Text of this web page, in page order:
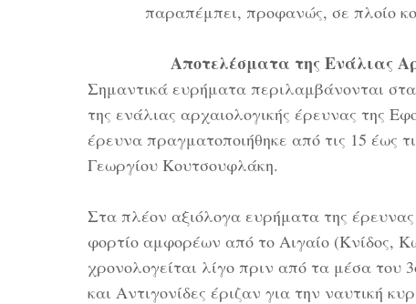
παραπέμπει, προφανώς, σε πλοίο
Αποτελέσματα της Ενάλιας
Σημαντικά ευρήματα περιλαμβάνονται
της ενάλιας αρχαιολογικής έρευνας της
έρευνα πραγματοποιήθηκε από τις 15 έως
Γεωργίου Κουτσουφλάκη.
Στα πλέον αξιόλογα ευρήματα της
φορτίο αμφορέων από το Αιγαίο (Κνίδος,
χρονολογείται λίγο πριν από τα μέσα του
και Αντιγονίδες έριζαν για την ναυτική